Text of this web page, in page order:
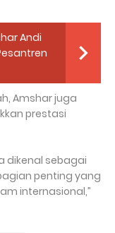
Andi
Amshar juga
prestasi
dikenal sebagai
penting yang
internasional,”